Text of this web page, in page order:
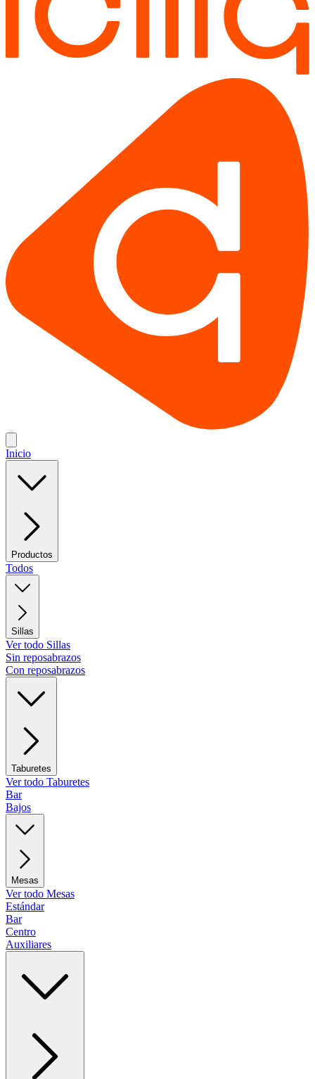
Inicio
Productos
Todos
Sillas
Ver todo Sillas
Sin reposabrazos
Con reposabrazos
Taburetes
Ver todo Taburetes
Bar
Bajos
Mesas
Ver todo Mesas
Estándar
Bar
Centro
Auxiliares